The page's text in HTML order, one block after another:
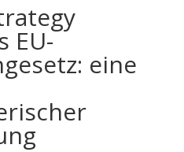
EU-
eine